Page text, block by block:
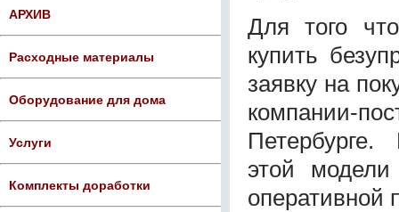
АРХИВ
Расходные материалы
Оборудование для дома
Услуги
Комплекты доработки
Для того
купить
заявку на
компании-
этой
оперативной